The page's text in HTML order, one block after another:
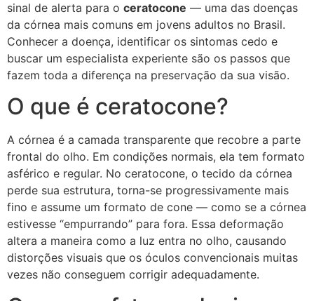
sinal de alerta para o ceratocone — uma das doenças
da córnea mais comuns em jovens adultos no Brasil.
Conhecer a doença, identificar os sintomas cedo e
buscar um especialista experiente são os passos que
fazem toda a diferença na preservação da sua visão.
O que é ceratocone?
A córnea é a camada transparente que recobre a parte
frontal do olho. Em condições normais, ela tem formato
asférico e regular. No ceratocone, o tecido da córnea
perde sua estrutura, torna-se progressivamente mais
fino e assume um formato de cone — como se a córnea
estivesse “empurrando” para fora. Essa deformação
altera a maneira como a luz entra no olho, causando
distorções visuais que os óculos convencionais muitas
vezes não conseguem corrigir adequadamente.